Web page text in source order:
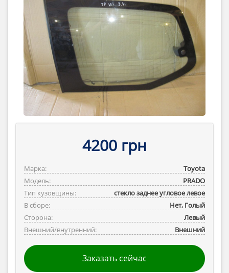
4200 грн
Марка:
Toyota
Модель:
PRADO
Тип кузовщины:
стекло заднее угловое левое
В сборе:
Нет, Голый
Сторона:
Левый
Внешний/внутренний:
Внешний
Заказать сейчас